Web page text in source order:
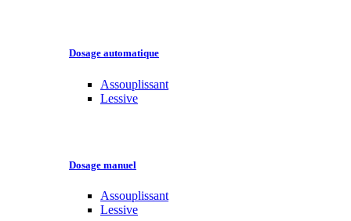
Dosage automatique
Assouplissant
Lessive
Dosage manuel
Assouplissant
Lessive